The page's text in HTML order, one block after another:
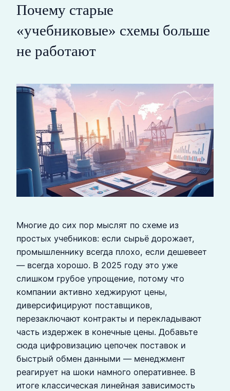
Почему старые
«учебниковые» схемы больше
не работают
Многие до сих пор мыслят по схеме из
простых учебников: если сырьё дорожает,
промышленнику всегда плохо, если дешевеет
— всегда хорошо. В 2025 году это уже
слишком грубое упрощение, потому что
компании активно хеджируют цены,
диверсифицируют поставщиков,
перезаключают контракты и перекладывают
часть издержек в конечные цены. Добавьте
сюда цифровизацию цепочек поставок и
быстрый обмен данными — менеджмент
реагирует на шоки намного оперативнее. В
итоге классическая линейная зависимость